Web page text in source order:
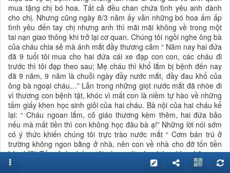
mua tặng chị bó hoa. Tất cả đều chan chứa tình yêu anh dành
cho chị. Nhưng cũng ngày 8/3 năm ấy vẫn những bó hoa ấm ấp
tình yêu đến tay chị nhưng anh thì mãi mãi không về trong một
tai nạn giao thông khi trở lại cơ quan. Chúng tôi ngồi nghe ông bà
của cháu chia sẻ mà ánh mắt đầy thương cảm “ Năm nay hai đứa
đã 9 tuổi tôi mua cho hai đứa cái xe đạp con con, các cháu đi
trước thì tôi đạp theo sau; Mẹ cháu thì khổ lắm bị bệnh đến nay
đã 9 năm, 9 năm là chuỗi ngày đầy nước mắt, đầy đau khổ của
ông bà ngoại cháu…” Lẫn trong những giọt nước mắt đã nhòe đi
vì thương con bệnh tật, khóc vì mất con là niềm tự hào về những
tấm giấy khen học sinh giỏi của hai cháu. Bà nội của hai cháu kể
lại: “ Cháu ngoan lắm, cô giáo thương kèm thêm, hai đứa bảo
nếu mà mất tiền thì con không học đâu bà ạ!” Những lời nói sớm
có ý thức khiến chúng tôi trực trào nước mắt “ Cơm bán trú ở
trường không ngon bằng ở nhà, nên con về nhà cho đỡ tốn tiền
bà nhỉ?” Tấm ảnh chúng tôi chụp với các cháu nhìn những nụ
cười đầy tự tin trên môi hai đứa trẻ bỗng trong lòng mỗi chúng tôi